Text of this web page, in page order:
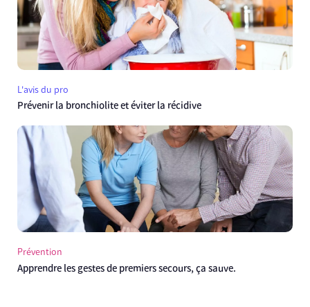
L'avis du pro
Prévenir la bronchiolite et éviter la récidive
Prévention
Apprendre les gestes de premiers secours, ça sauve.